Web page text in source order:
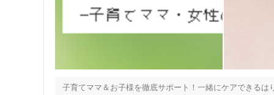
子育てママ＆お子様を徹底サポート！一緒にケアできる